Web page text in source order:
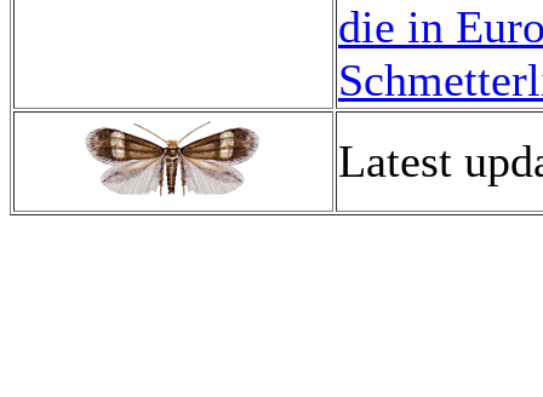
die in
Latest